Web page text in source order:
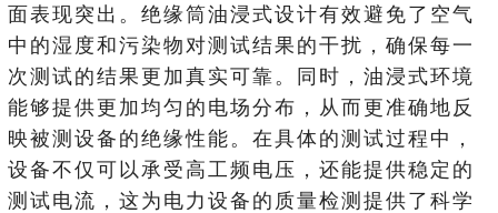
面表现突出。绝缘筒油浸式设计有效避免了空气
中的湿度和污染物对测试结果的干扰，确保每一
次测试的结果更加真实可靠。同时，油浸式环境
能够提供更加均匀的电场分布，从而更准确地反
映被测设备的绝缘性能。在具体的测试过程中，
设备不仅可以承受高工频电压，还能提供稳定的
测试电流，这为电力设备的质量检测提供了科学